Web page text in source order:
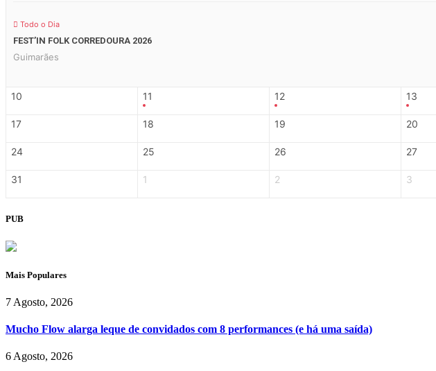
Todo o Dia
FEST’IN FOLK CORREDOURA 2026
Guimarães
10 11 12 13
17 18 19 20
24 25 26 27
31 1 2 3
PUB
Mais Populares
7 Agosto, 2026
Mucho Flow alarga leque de convidados com 8 performances (e há uma saída)
6 Agosto, 2026